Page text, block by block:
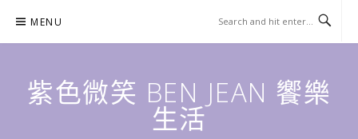
content
MENU
紫色微笑 BEN JEAN 饗樂
生活